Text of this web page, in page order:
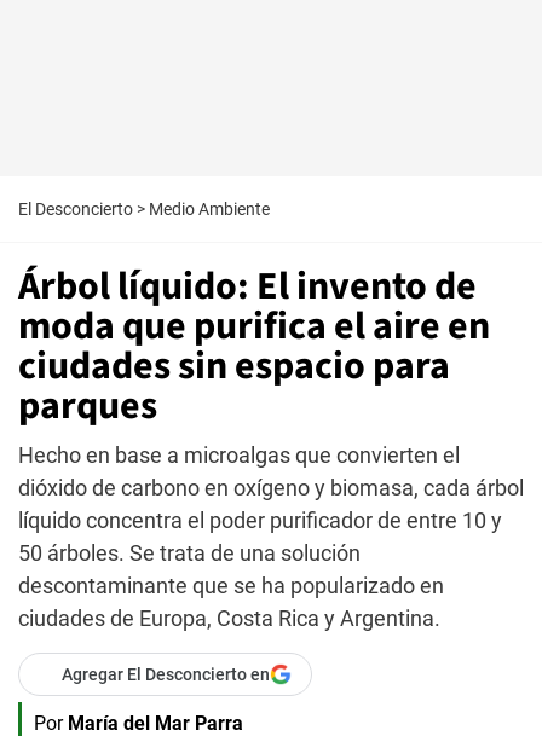
El Desconcierto > Medio Ambiente
Árbol líquido: El invento de
moda que purifica el aire en
ciudades sin espacio para
parques
Hecho en base a microalgas que convierten el
dióxido de carbono en oxígeno y biomasa, cada árbol
líquido concentra el poder purificador de entre 10 y
50 árboles. Se trata de una solución
descontaminante que se ha popularizado en
ciudades de Europa, Costa Rica y Argentina.
Agregar El Desconcierto en
Por María del Mar Parra